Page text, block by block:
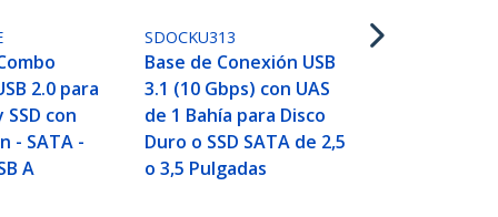
2.0 para
con
- SATA -
A
SDOCKU313
Base de Conexión USB
3.1 (10 Gbps) con UAS
de 1 Bahía para Disco
Duro o SSD SATA de 2,5
o 3,5 Pulgadas